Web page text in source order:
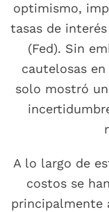
optimismo,
tasas de
(Fed). Sin
cautelosas
solo mostró
A lo largo de
costos se
principalmente